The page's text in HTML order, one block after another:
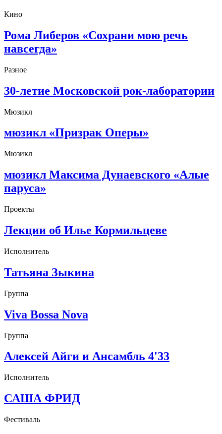
Кино
Рома Либеров «Сохрани мою речь
навсегда»
Разное
30-летие Московской рок-лаборатории
Мюзикл
мюзикл «Призрак Оперы»
Мюзикл
мюзикл Максима Дунаевского «Алые
паруса»
Проекты
Лекции об Илье Кормильцеве
Исполнитель
Татьяна Зыкина
Группа
Viva Bossa Nova
Группа
Алексей Айги и Ансамбль 4'33
Исполнитель
САША ФРИД
Фестиваль